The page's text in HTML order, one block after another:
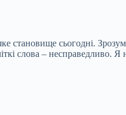
становище сьогодні.
слова – несправедливо. Я